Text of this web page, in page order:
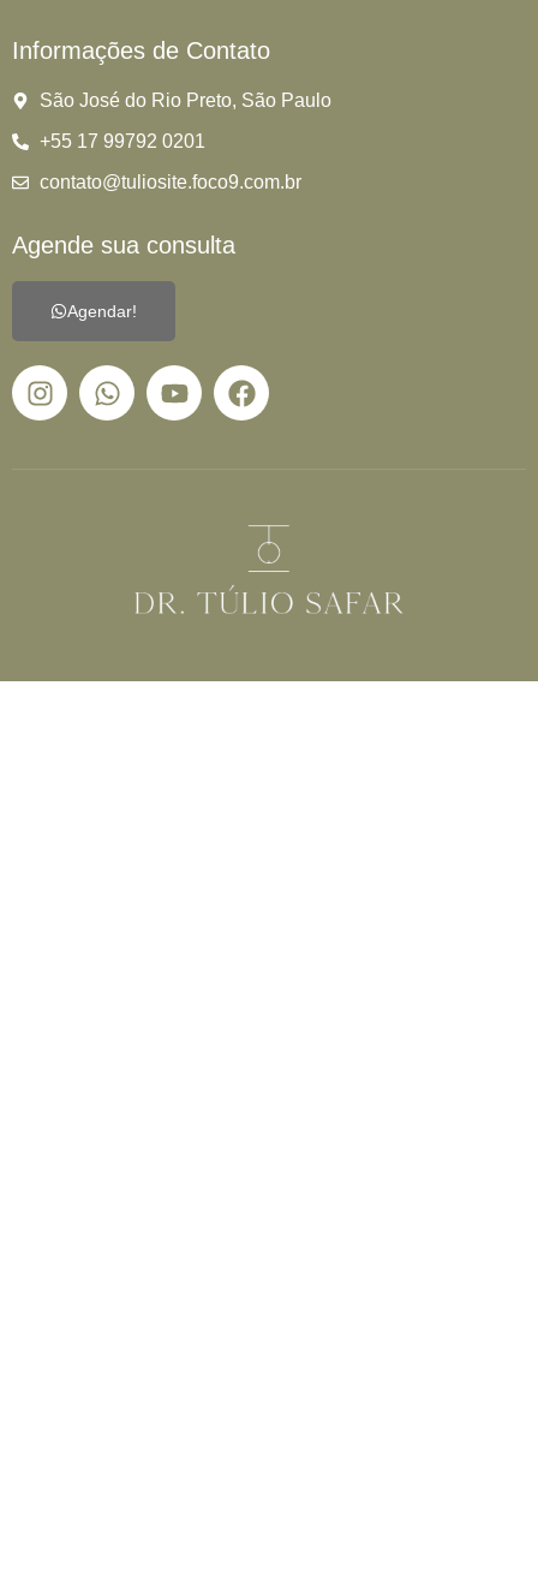
Informações de Contato
São José do Rio Preto, São Paulo
+55 17 99792 0201
contato@tuliosite.foco9.com.br
Agende sua consulta
Agendar!